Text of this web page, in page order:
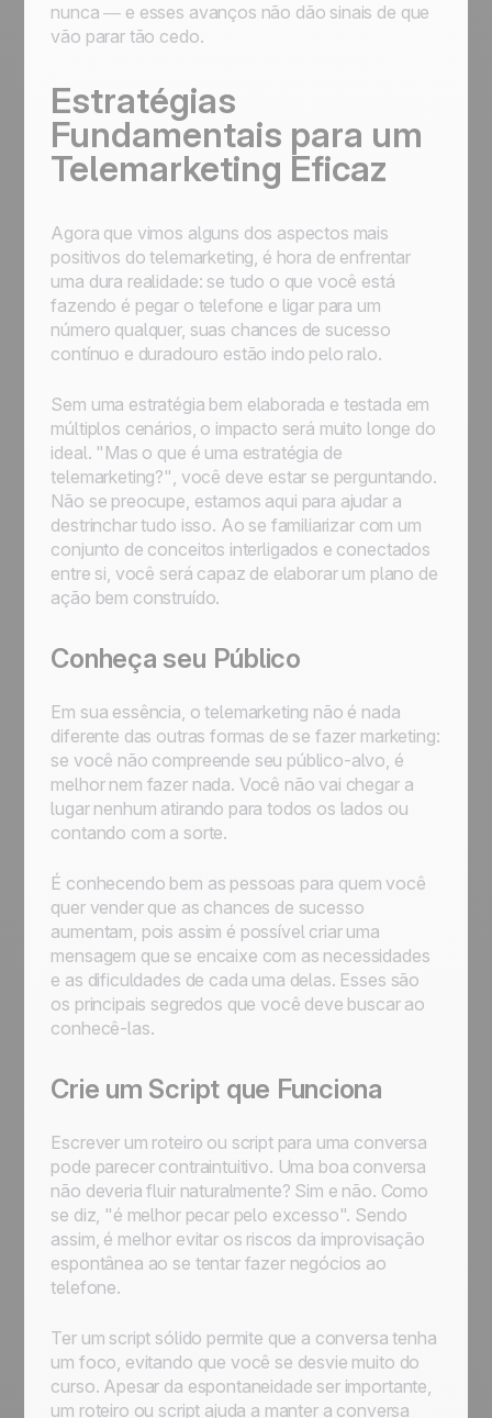
nunca — e esses avanços não dão sinais de que
vão parar tão cedo.
Estratégias
Fundamentais para um
Telemarketing Eficaz
Agora que vimos alguns dos aspectos mais
positivos do telemarketing, é hora de enfrentar
uma dura realidade: se tudo o que você está
fazendo é pegar o telefone e ligar para um
número qualquer, suas chances de sucesso
contínuo e duradouro estão indo pelo ralo.
Sem uma estratégia bem elaborada e testada em
múltiplos cenários, o impacto será muito longe do
ideal. "Mas o que é uma estratégia de
telemarketing?", você deve estar se perguntando.
Não se preocupe, estamos aqui para ajudar a
destrinchar tudo isso. Ao se familiarizar com um
conjunto de conceitos interligados e conectados
entre si, você será capaz de elaborar um plano de
ação bem construído.
Conheça seu Público
Em sua essência, o telemarketing não é nada
diferente das outras formas de se fazer marketing:
se você não compreende seu público-alvo, é
melhor nem fazer nada. Você não vai chegar a
lugar nenhum atirando para todos os lados ou
contando com a sorte.
É conhecendo bem as pessoas para quem você
quer vender que as chances de sucesso
aumentam, pois assim é possível criar uma
mensagem que se encaixe com as necessidades
e as dificuldades de cada uma delas. Esses são
os principais segredos que você deve buscar ao
conhecê-las.
Crie um Script que Funciona
Escrever um roteiro ou script para uma conversa
pode parecer contraintuitivo. Uma boa conversa
não deveria fluir naturalmente? Sim e não. Como
se diz, "é melhor pecar pelo excesso". Sendo
assim, é melhor evitar os riscos da improvisação
espontânea ao se tentar fazer negócios ao
telefone.
Ter um script sólido permite que a conversa tenha
um foco, evitando que você se desvie muito do
curso. Apesar da espontaneidade ser importante,
um roteiro ou script ajuda a manter a conversa